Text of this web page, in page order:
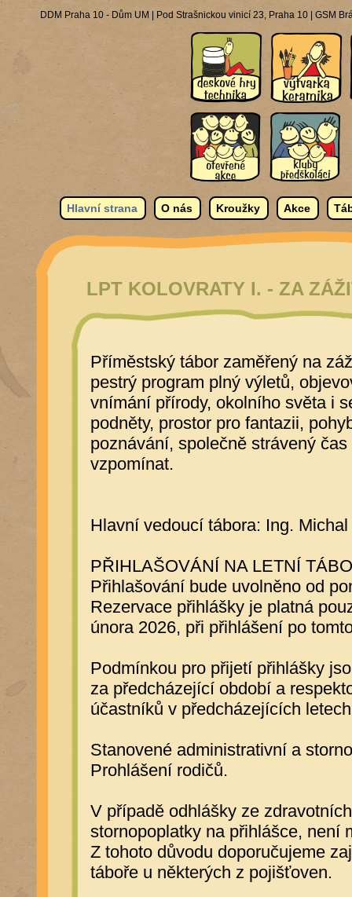
DDM Praha 10 - Dům UM | Pod Strašnickou vinicí 23, Praha 10 | GSM
Hlavní strana O nás Kroužky Akce
LPT KOLOVRATY I. - ZA
Příměstský tábor zaměřený na
pestrý program plný výletů,
vnímání přírody, okolního světa i
podněty, prostor pro fantazii,
poznávání, společně strávený
vzpomínat.
Hlavní vedoucí tábora: Ing.
PŘIHLAŠOVÁNÍ NA LETNÍ
Přihlašování bude uvolněno od
Rezervace přihlášky je platná
února 2026, při přihlášení po
Podmínkou pro přijetí přihlášky
za předcházející období a
účastníků v předcházejících
Stanovené administrativní a
Prohlášení rodičů.
V případě odhlášky ze
stornopoplatky na přihlášce, není
Z tohoto důvodu doporučujeme
táboře u některých z pojišťoven.